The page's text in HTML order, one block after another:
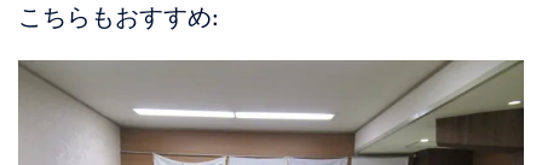
こちらもおすすめ: